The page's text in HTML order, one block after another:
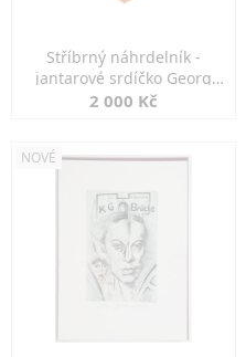
Stříbrný náhrdelník -
jantarové srdíčko Georg
Kramer
2 000 Kč
NOVÉ